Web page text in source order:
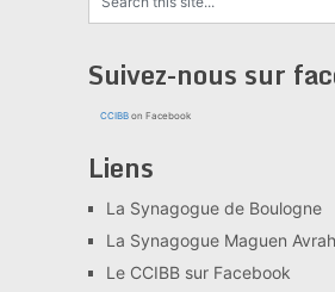
Suivez-nous sur
CCIBBon Facebook
Liens
La Synagogue de Boulogne
La Synagogue Maguen
Le CCIBB sur Facebook